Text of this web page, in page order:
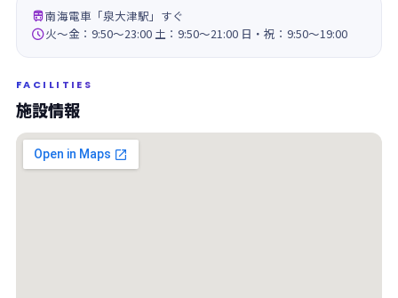
南海電車「泉大津駅」すぐ
火～金：9:50～23:00 土：9:50～21:00 日・祝：9:50～19:00
FACILITIES
施設情報